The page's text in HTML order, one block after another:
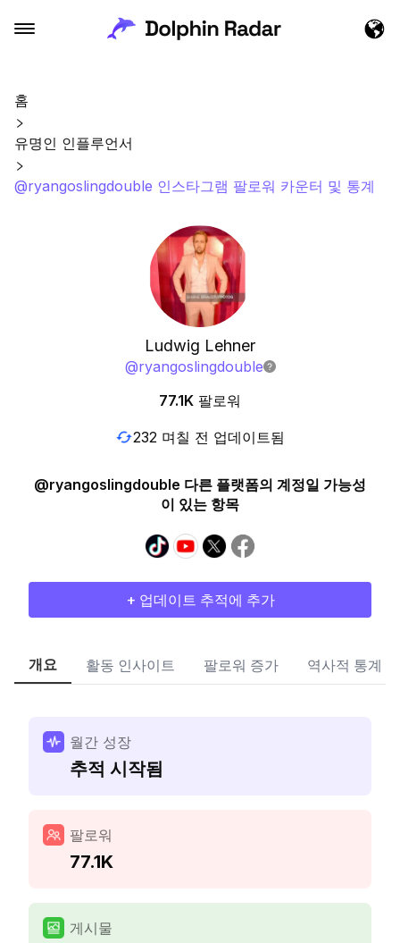
홈
유명인 인플루언서
@ryangoslingdouble 인스타그램 팔로워 카운터 및 통계
Ludwig Lehner
@ryangoslingdouble
77.1K 팔로워
232 며칠 전 업데이트됨
@ryangoslingdouble 다른 플랫폼의 계정일 가능성
이 있는 항목
+ 업데이트 추적에 추가
개요 활동 인사이트 팔로워 증가 역사적 통계
월간 성장
추적 시작됨
팔로워
77.1K
게시물